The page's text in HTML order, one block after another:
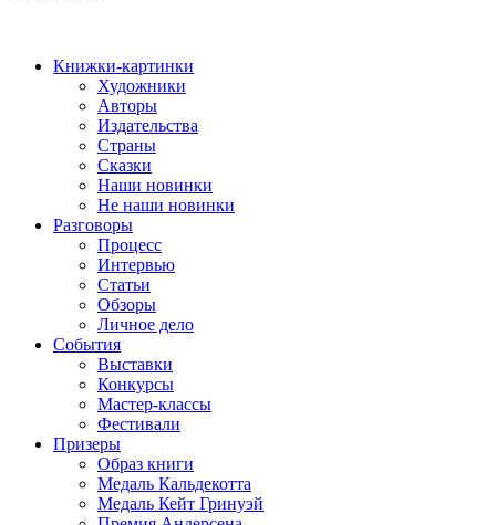
Книжки-картинки
Художники
Авторы
Издательства
Страны
Сказки
Наши новинки
Не наши новинки
Разговоры
Процесс
Интервью
Статьи
Обзоры
Личное дело
События
Выставки
Конкурсы
Мастер-классы
Фестивали
Призеры
Образ книги
Медаль Кальдекотта
Медаль Кейт Гринуэй